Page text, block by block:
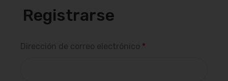
Registrarse
Dirección de correo electrónico *